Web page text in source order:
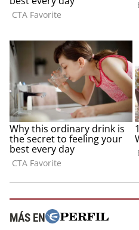
MÁS EN